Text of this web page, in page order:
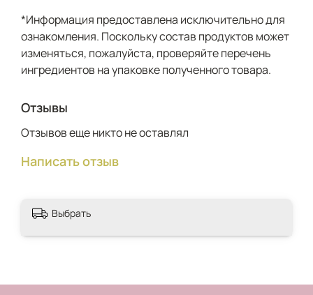
*Информация предоставлена исключительно для
ознакомления. Поскольку состав продуктов может
изменяться, пожалуйста, проверяйте перечень
ингредиентов на упаковке полученного товара.
Отзывы
Отзывов еще никто не оставлял
Написать отзыв
Выбрать